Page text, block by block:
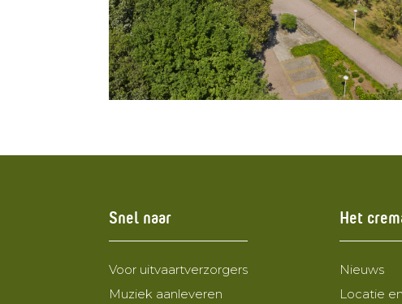
Snel naar
Voor uitvaartverzorgers
Muziek aanleveren
Het
Nieuws
Locatie